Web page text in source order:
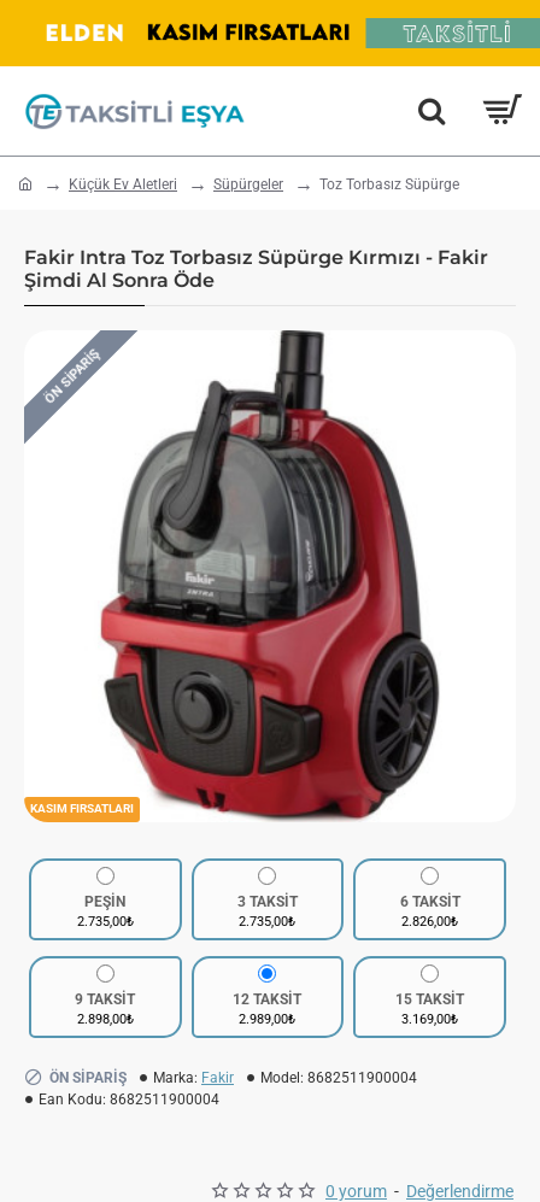
home Küçük Ev Aletleri Süpürgeler Toz Torbasız Süpürge
Fakir Intra Toz Torbasız Süpürge Kırmızı - Fakir
Şimdi Al Sonra Öde
KASIM FIRSATLARI
ÖN SIPARIŞ
0 yorum - Değerlendirme
PEŞİN
2.735,00₺
3 TAKSİT
2.735,00₺
6 TAKSİT
2.826,00₺
9 TAKSİT
2.898,00₺
12 TAKSİT
2.989,00₺
15 TAKSİT
3.169,00₺
ÖN SIPARIŞ Marka: Fakir Model: 8682511900004
Ean Kodu: 8682511900004